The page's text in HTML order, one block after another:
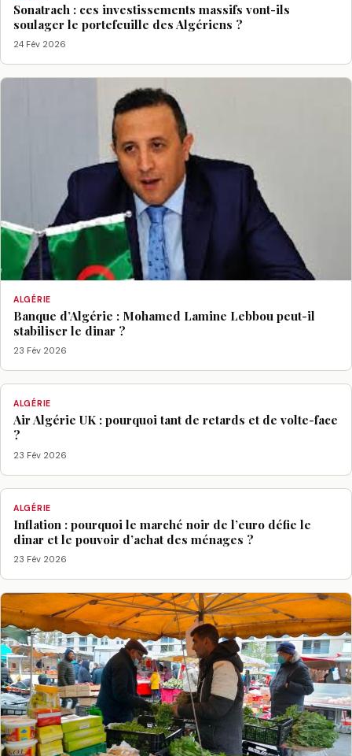
Sonatrach : ces investissements massifs vont-ils
soulager le portefeuille des Algériens ?
24 Fév 2026
ALGÉRIE
Banque d’Algérie : Mohamed Lamine Lebbou peut-il
stabiliser le dinar ?
23 Fév 2026
ALGÉRIE
Air Algérie UK : pourquoi tant de retards et de volte-face
?
23 Fév 2026
ALGÉRIE
Inflation : pourquoi le marché noir de l’euro défie le
dinar et le pouvoir d’achat des ménages ?
23 Fév 2026